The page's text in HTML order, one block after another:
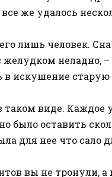
же удалось
лишь человек.
желудком неладно,
в искушение
таком виде. Каждое
было оставить
для нее что сало
вы не тронули,